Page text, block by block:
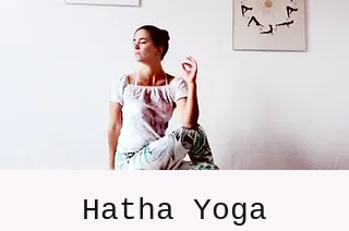
Hatha Yoga